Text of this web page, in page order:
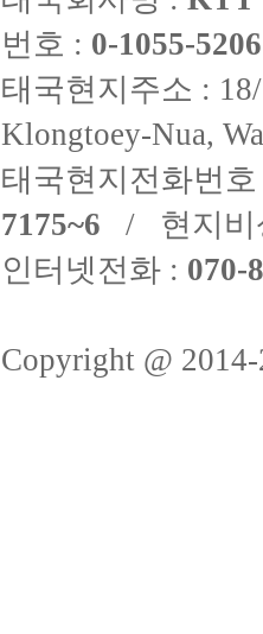
번호 : 0-1055-
태국현지주소 :
Klongtoey-Nua,
태국현지전화번
7175~6 / 현지비
인터넷전화 : 070-
Copyright @